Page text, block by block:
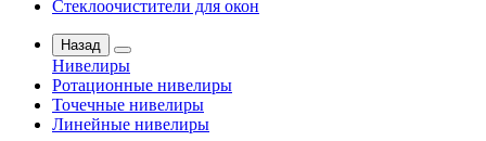
Стеклоочистители для окон
Назад
Нивелиры
Ротационные нивелиры
Точечные нивелиры
Линейные нивелиры